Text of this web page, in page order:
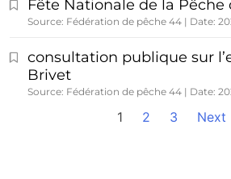
Fête Nationale de la Pêche
Source: Fédération de pêche 44 Date:
consultation publique sur
Brivet
Source: Fédération de pêche 44 Date:
1 2 3 Next